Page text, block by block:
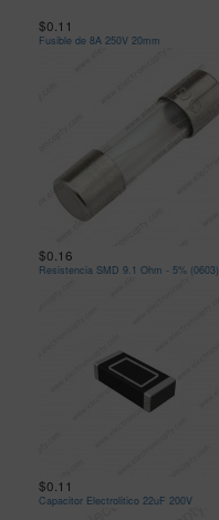
$0.11
Fusible de 8A 250V 20mm
$0.16
Resistencia SMD 9.1 Ohm - 5% (0603)
$0.11
Capacitor Electrolitico 22uF 200V